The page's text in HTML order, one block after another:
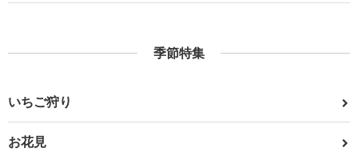
季節特集
いちご狩り
お花見